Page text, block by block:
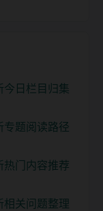
今日栏目归集
专题阅读路径
热门内容推荐
相关问题整理